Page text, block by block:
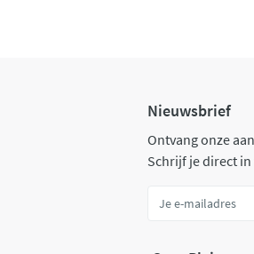
Nieuwsbrief
Ontvang onze
Schrijf je direct